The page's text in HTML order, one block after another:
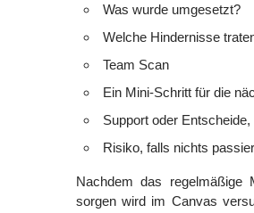
Was wurde umgesetzt?
Welche Hindernisse
Team Scan
Ein Mini-Schritt für die
Support oder
Risiko, falls nichts
Nachdem das regelmäßige
sorgen wird im Canvas